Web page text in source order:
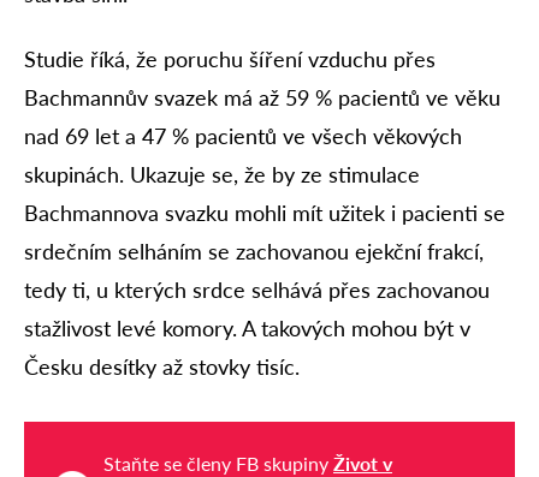
Studie říká, že poruchu šíření vzduchu přes
Bachmannův svazek má až 59 % pacientů ve věku
nad 69 let a 47 % pacientů ve všech věkových
skupinách. Ukazuje se, že by ze stimulace
Bachmannova svazku mohli mít užitek i pacienti se
srdečním selháním se zachovanou ejekční frakcí,
tedy ti, u kterých srdce selhává přes zachovanou
stažlivost levé komory. A takových mohou být v
Česku desítky až stovky tisíc.
Staňte se členy FB skupiny Život v